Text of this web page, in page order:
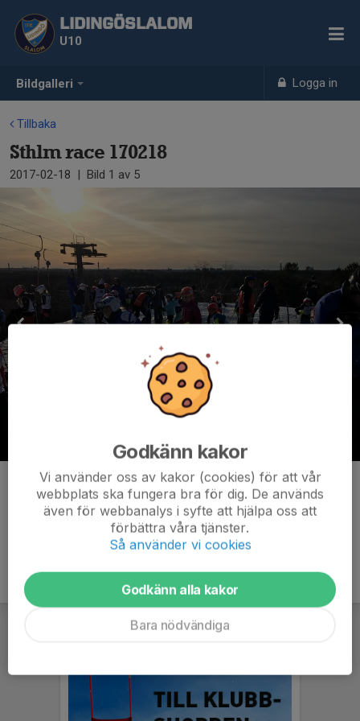
Bildgalleri Logga in
LIDINGÖSLALOM
U10
Tillbaka
Sthlm race 170218
2017-02-18 | Bild 1 av 5
Kommentarer
Godkänn kakor
Vi använder oss av kakor (cookies) för att vår
webbplats ska fungera bra för dig. De används
även för webbanalys i syfte att hjälpa oss att
förbättra våra tjänster.
Så använder vi cookies
Godkänn alla kakor
Bara nödvändiga